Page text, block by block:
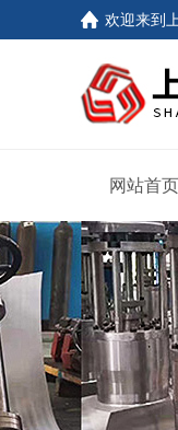
欢迎来到
网站首页